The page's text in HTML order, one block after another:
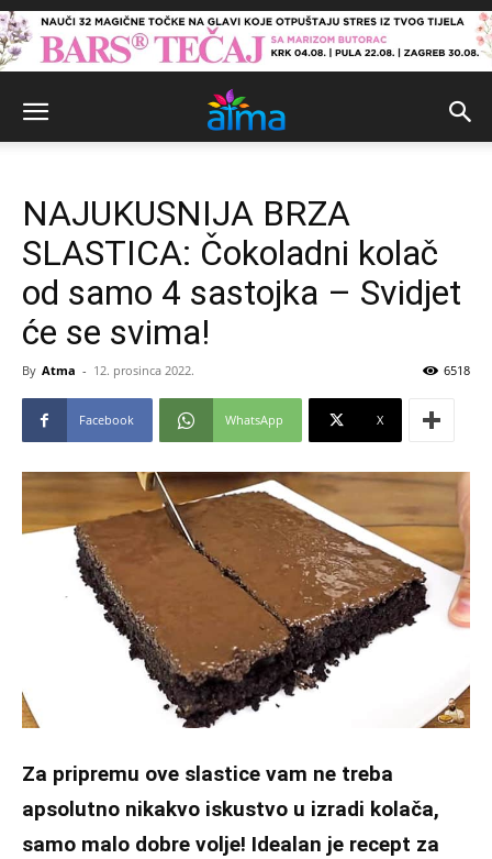
NAJUKUSNIJA BRZA
SLASTICA: Čokoladni kolač
od samo 4 sastojka – Svidjet
će se svima!
By Atma - 12. prosinca 2022. 6518
Facebook WhatsApp X
Za pripremu ove slastice vam ne treba
apsolutno nikakvo iskustvo u izradi kolača,
samo malo dobre volje! Idealan je recept za